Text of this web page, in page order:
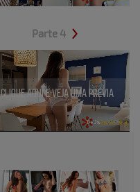
Parte 4
Clique aqui e veja uma prévia